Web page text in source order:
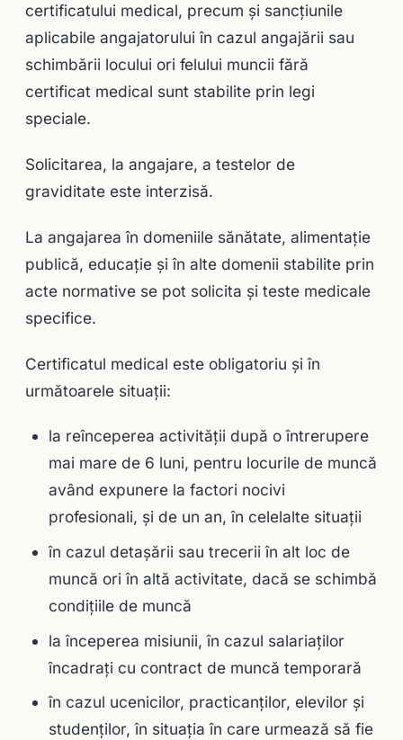
certificatului medical, precum şi sancţiunile
aplicabile angajatorului în cazul angajării sau
schimbării locului ori felului muncii fără
certificat medical sunt stabilite prin legi
speciale.
Solicitarea, la angajare, a testelor de
graviditate este interzisă.
La angajarea în domeniile sănătate, alimentaţie
publică, educaţie şi în alte domenii stabilite prin
acte normative se pot solicita şi teste medicale
specifice.
Certificatul medical este obligatoriu şi în
următoarele situaţii:
la reînceperea activităţii după o întrerupere
mai mare de 6 luni, pentru locurile de muncă
având expunere la factori nocivi
profesionali, şi de un an, în celelalte situaţii
în cazul detaşării sau trecerii în alt loc de
muncă ori în altă activitate, dacă se schimbă
condiţiile de muncă
la începerea misiunii, în cazul salariaţilor
încadraţi cu contract de muncă temporară
în cazul ucenicilor, practicanţilor, elevilor şi
studenţilor, în situaţia în care urmează să fie